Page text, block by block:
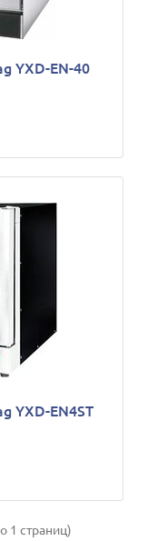
YXD-EN-40
YXD-EN4ST
1 страниц)